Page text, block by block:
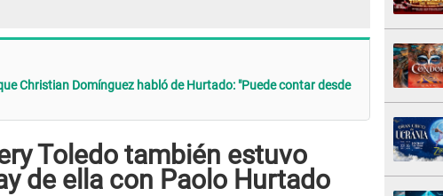
Christian Domínguez habló de Hurtado: "Puede contar desde
Toledo también estuvo
de ella con Paolo Hurtado